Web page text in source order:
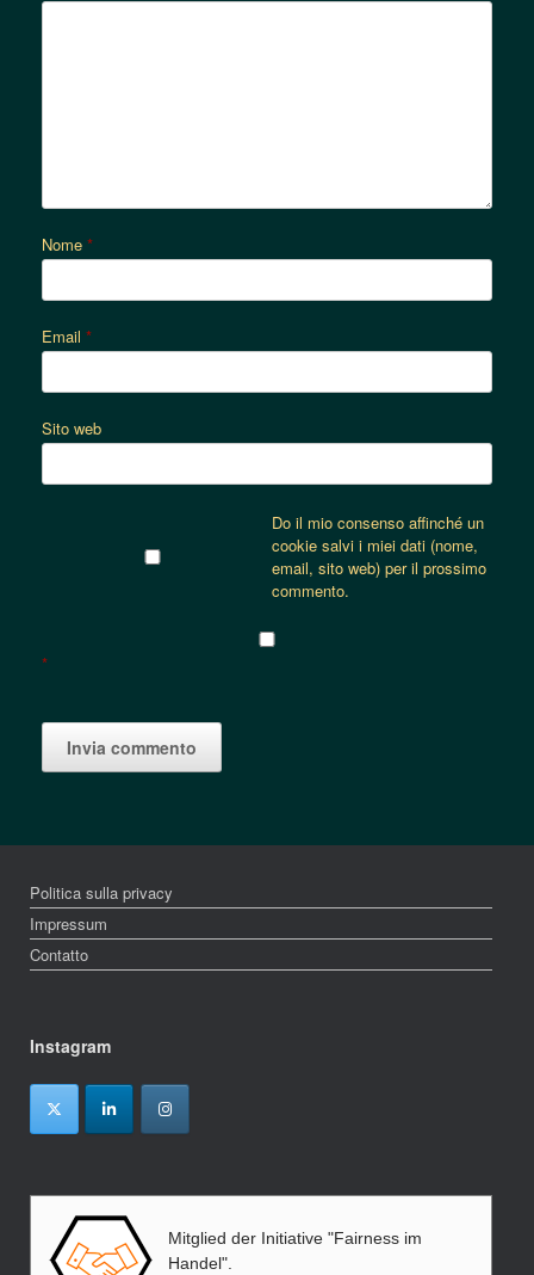
Nome *
Email *
Sito web
Do il mio consenso affinché un
cookie salvi i miei dati (nome,
email, sito web) per il prossimo
commento.
*
Politica sulla privacy
Impressum
Contatto
Instagram
Mitglied der Initiative "Fairness im
Handel".